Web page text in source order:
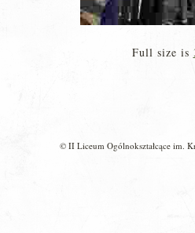
Full size is
© II Liceum Ogólnokształcące im.